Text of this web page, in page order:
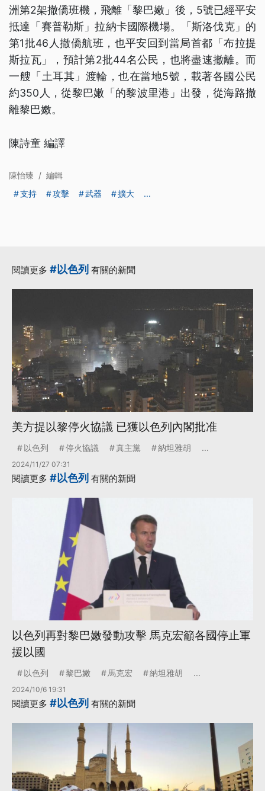
洲第2架撤僑班機，飛離「黎巴嫩」後，5號已經平安
抵達「賽普勒斯」拉納卡國際機場。「斯洛伐克」的
第1批46人撤僑航班，也平安回到當局首都「布拉提
斯拉瓦」，預計第2批44名公民，也將盡速撤離。而
一艘「土耳其」渡輪，也在當地5號，載著各國公民
約350人，從黎巴嫩「的黎波里港」出發，從海路撤
離黎巴嫩。
陳詩童 編譯
陳怡臻 / 編輯
支持
攻擊 武器 擴大 ...
閱讀更多 #以色列 有關的新聞
美方提以黎停火協議 已獲以色列內閣批准
以色列 停火協議 真主黨 納坦雅胡 ...
2024/11/27 07:31
閱讀更多 #以色列 有關的新聞
以色列再對黎巴嫩發動攻擊 馬克宏籲各國停止軍
援以國
以色列 黎巴嫩 馬克宏 納坦雅胡 ...
2024/10/6 19:31
閱讀更多 #以色列 有關的新聞